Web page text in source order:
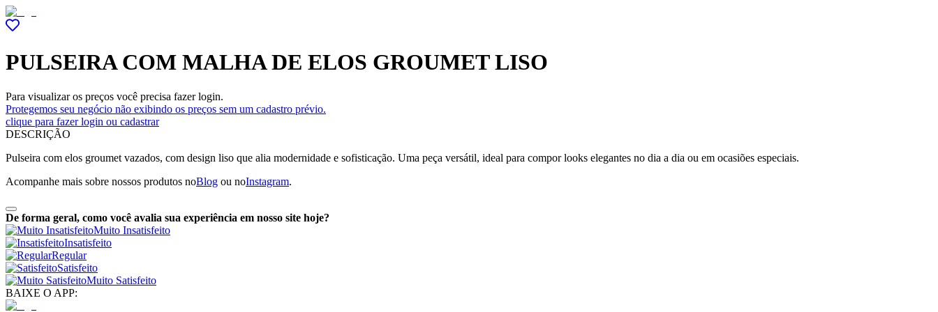
PULSEIRA COM MALHA DE ELOS GROUMET LISO
Para visualizar os preços você precisa fazer login.
Protegemos seu negócio não exibindo os preços sem um cadastro prévio.
clique para fazer login ou cadastrar
DESCRIÇÃO
Pulseira com elos groumet vazados, com design liso que alia modernidade e sofisticação. Uma peça versátil, ideal para compor looks elegantes no dia a dia ou em ocasiões especiais.
Acompanhe mais sobre nossos produtos noBlog ou noInstagram.
De forma geral, como você avalia sua experiência em nosso site hoje?
Muito Insatisfeito
Insatisfeito
Regular
Satisfeito
Muito Satisfeito
BAIXE O APP: